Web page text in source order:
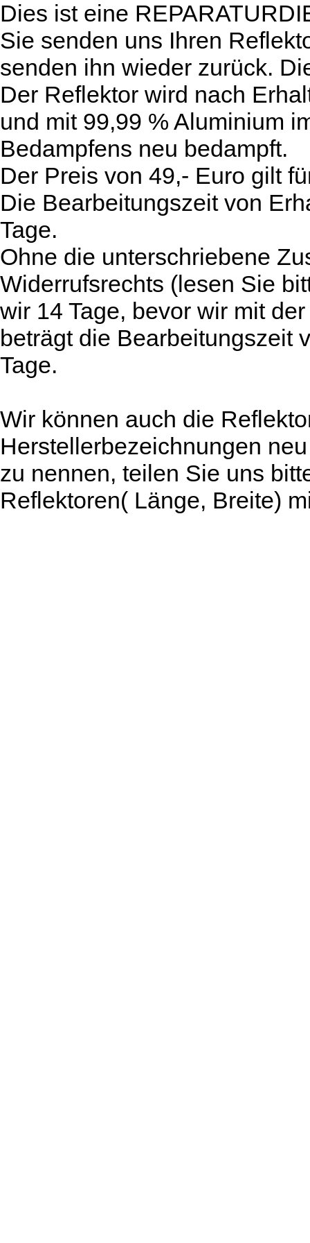
Dies ist eine
Sie senden uns Ihren
senden ihn wieder zurück.
Der Reflektor wird nach
und mit 99,99 % Aluminium
Bedampfens neu bedampft.
Der Preis von 49,- Euro gilt
Die Bearbeitungszeit von
Tage.
Ohne die unterschriebene
Widerrufsrechts (lesen Sie
wir 14 Tage, bevor wir mit
beträgt die Bearbeitungszeit
Tage.
Wir können auch die
Herstellerbezeichnungen
zu nennen, teilen Sie uns
Reflektoren( Länge, Breite)